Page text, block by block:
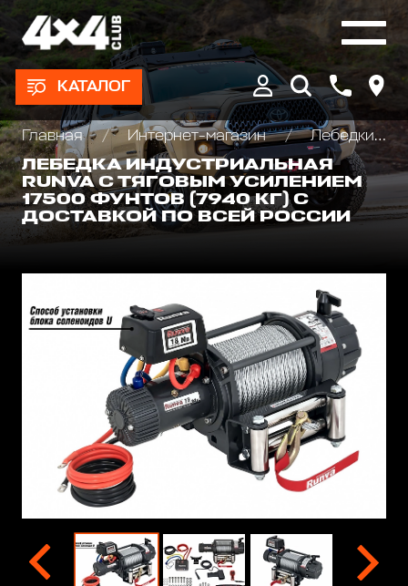
КАТАЛОГ
Главная Интернет-магазин
Лебедки автомобильные, для квадроциклов и эвакуаторов
ЛЕБЕДКА ИНДУСТРИАЛЬНАЯ
RUNVA С ТЯГОВЫМ УСИЛЕНИЕМ
17500 ФУНТОВ (7940 КГ) С
ДОСТАВКОЙ ПО ВСЕЙ РОССИИ